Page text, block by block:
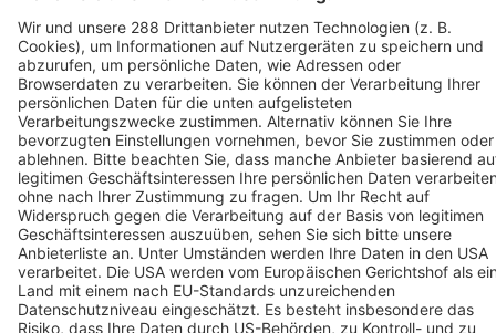
Deine Region. Deine Events.
BZ-Card schnapp.de Kontakt
Mediadaten Datenschutz Cookie-Einstellungen Impressum
+49 761 496 8888
Tickethotline Mo–Fr: 9–12 Uhr
System